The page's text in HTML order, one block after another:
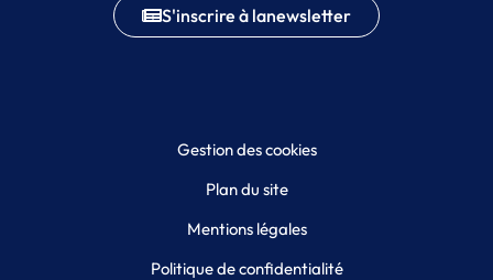
S'inscrire à lanewsletter
Gestion des cookies
Plan du site
Mentions légales
Politique de confidentialité